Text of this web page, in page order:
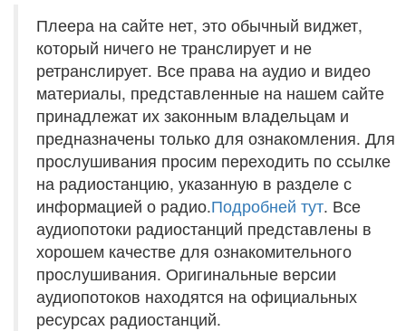
Плеера на сайте нет, это обычный виджет,
который ничего не транслирует и не
ретранслирует. Все права на аудио и видео
материалы, представленные на нашем сайте
принадлежат их законным владельцам и
предназначены только для ознакомления. Для
прослушивания просим переходить по ссылке
на радиостанцию, указанную в разделе с
информацией о радио.Подробней тут. Все
аудиопотоки радиостанций представлены в
хорошем качестве для ознакомительного
прослушивания. Оригинальные версии
аудиопотоков находятся на официальных
ресурсах радиостанций.